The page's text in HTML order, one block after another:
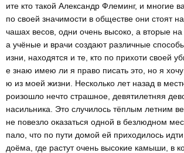
ите кто такой Александр Флеминг, и многие
по своей значимости в обществе они стоят
чашах весов, одни очень высоко, а вторые
а учёные и врачи создают различные
изни, находятся и те, кто по прихоти своей
е знаю имею ли я право писать это, но я хочу
ю из моей жизни. Несколько лет назад в
роизошло нечто страшное, девятилетняя
насильника. Это случилось тёплым летним
не повезло оказаться одной в безлюдном
пало, что по пути домой ей приходилось
доёма, где растут очень высокие камыши, в